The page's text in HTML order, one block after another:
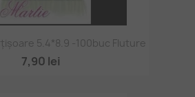
5.4*8.9 -100buc Fluture
7,90 lei